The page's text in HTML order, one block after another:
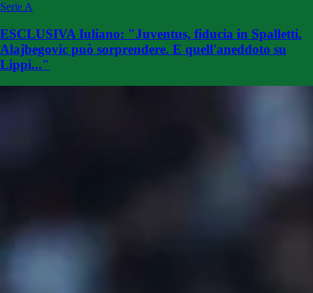
Serie A
ESCLUSIVA Iuliano: "Juventus, fiducia in Spalletti.
Alajbegovic può sorprendere. E quell'aneddoto su
Lippi..."